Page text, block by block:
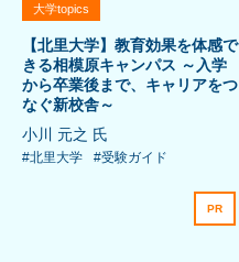
大学topics
【北里大学】教育効果を体感で
きる相模原キャンパス ～入学
から卒業後まで、キャリアをつ
なぐ新校舎～
小川 元之 氏
#北里大学 #受験ガイド
PR